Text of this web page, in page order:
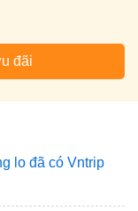
đãi
lo đã có Vntrip